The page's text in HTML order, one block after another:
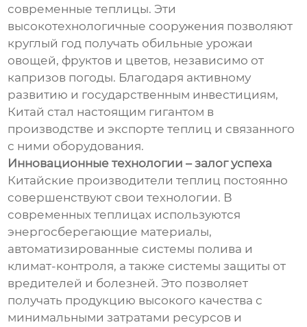
современные теплицы. Эти
высокотехнологичные сооружения позволяют
круглый год получать обильные урожаи
овощей, фруктов и цветов, независимо от
капризов погоды. Благодаря активному
развитию и государственным инвестициям,
Китай стал настоящим гигантом в
производстве и экспорте теплиц и связанного
с ними оборудования.
Инновационные технологии – залог успеха
Китайские производители теплиц постоянно
совершенствуют свои технологии. В
современных теплицах используются
энергосберегающие материалы,
автоматизированные системы полива и
климат-контроля, а также системы защиты от
вредителей и болезней. Это позволяет
получать продукцию высокого качества с
минимальными затратами ресурсов и